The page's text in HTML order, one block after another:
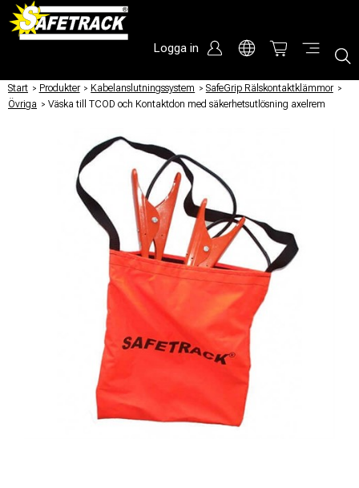
Logga in
Start / Produkter / Kabelanslutningssystem / SafeGrip Rälskontaktklämmor /
Övriga / Väska till TCOD och Kontaktdon med säkerhetsutlösning axelrem